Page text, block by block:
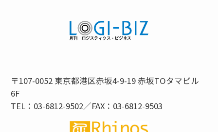
〒107-0052 東京都港区赤坂4-9-19 赤坂TOタマビル
6F
TEL：03-6812-9502／FAX：03-6812-9503